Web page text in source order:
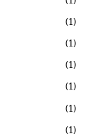
(1)
(1)
(1)
(1)
(1)
(1)